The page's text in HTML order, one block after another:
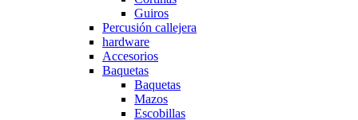
Guiros
Percusión callejera
hardware
Accesorios
Baquetas
Baquetas
Mazos
Escobillas